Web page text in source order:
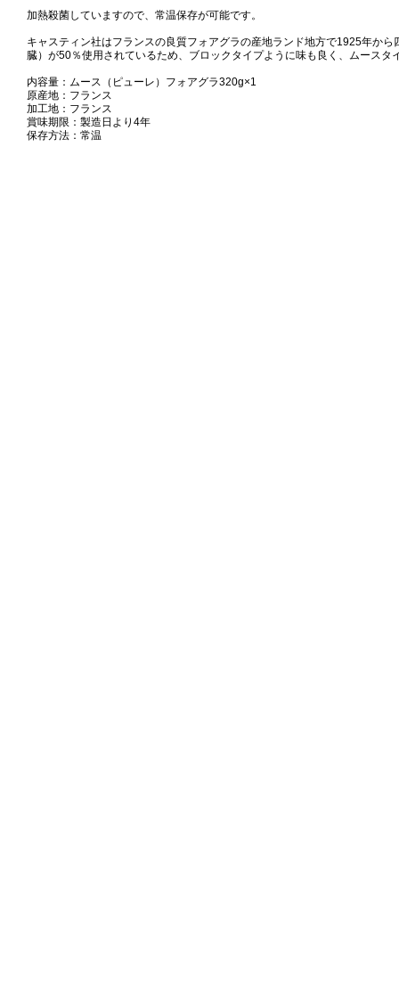
加熱殺菌していますので、常温保存が可能です。
キャスティン社はフランスの良質フォアグラの産地ランド地方で1925年か
臓）が50％使用されているため、ブロックタイプように味も良く、ムース
内容量：ムース（ピューレ）フォアグラ320g×1
原産地：フランス
加工地：フランス
賞味期限：製造日より4年
保存方法：常温